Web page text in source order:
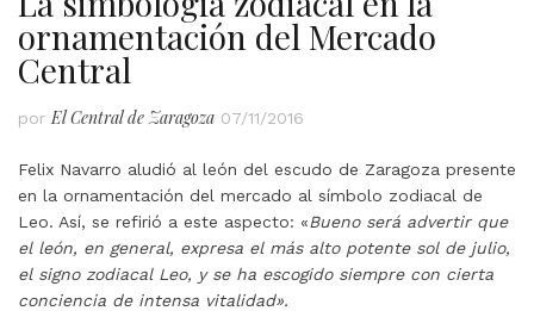
ornamentación del Mercado
Central
por El Central de Zaragoza 07/11/2016
Felix Navarro aludió al león del escudo de Zaragoza presente
en la ornamentación del mercado al símbolo zodiacal de
Leo. Así, se refirió a este aspecto: «Bueno será advertir que
el león, en general, expresa el más alto potente sol de julio,
el signo zodiacal Leo, y se ha escogido siempre con cierta
conciencia de intensa vitalidad».